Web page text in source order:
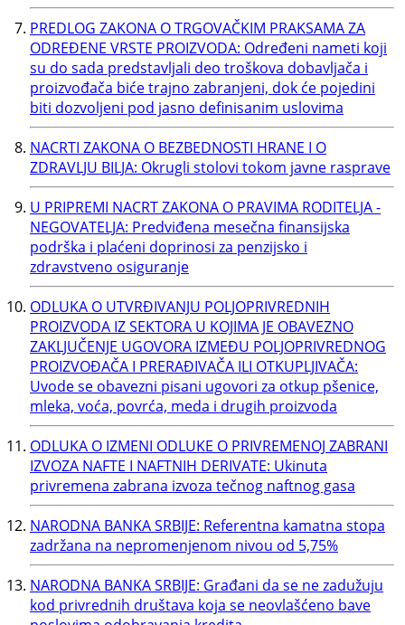
PREDLOG ZAKONA O TRGOVAČKIM PRAKSAMA ZA
ODREĐENE VRSTE PROIZVODA: Određeni nameti koji
su do sada predstavljali deo troškova dobavljača i
proizvođača biće trajno zabranjeni, dok će pojedini
biti dozvoljeni pod jasno definisanim uslovima
NACRTI ZAKONA O BEZBEDNOSTI HRANE I O
ZDRAVLJU BILJA: Okrugli stolovi tokom javne rasprave
U PRIPREMI NACRT ZAKONA O PRAVIMA RODITELJA -
NEGOVATELJA: Predviđena mesečna finansijska
podrška i plaćeni doprinosi za penzijsko i
zdravstveno osiguranje
ODLUKA O UTVRĐIVANJU POLJOPRIVREDNIH
PROIZVODA IZ SEKTORA U KOJIMA JE OBAVEZNO
ZAKLJUČENJE UGOVORA IZMEĐU POLJOPRIVREDNOG
PROIZVOĐAČA I PRERAĐIVAČA ILI OTKUPLJIVAČA:
Uvode se obavezni pisani ugovori za otkup pšenice,
mleka, voća, povrća, meda i drugih proizvoda
ODLUKA O IZMENI ODLUKE O PRIVREMENOJ ZABRANI
IZVOZA NAFTE I NAFTNIH DERIVATE: Ukinuta
privremena zabrana izvoza tečnog naftnog gasa
NARODNA BANKA SRBIJE: Referentna kamatna stopa
zadržana na nepromenjenom nivou od 5,75%
NARODNA BANKA SRBIJE: Građani da se ne zadužuju
kod privrednih društava koja se neovlašćeno bave